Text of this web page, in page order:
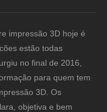
impressão 3D hoje é
estão todas
no final de 2016,
para quem tem
3D. Os
objetiva e bem